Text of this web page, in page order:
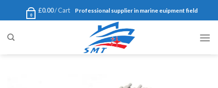
Professional supplier in marine euipment field
Cart /
£0.00
0